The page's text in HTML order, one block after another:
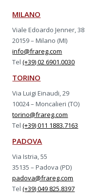
MILANO
Viale Edoardo Jenner, 38
20159 – Milano (MI)
info@frareg.com
Tel(+39) 02 6901.0030
TORINO
Via Luigi Einaudi, 29
10024 – Moncalieri (TO)
torino@frareg.com
Tel(+39) 011 1883.7163
PADOVA
Via Istria, 55
35135 – Padova (PD)
padova@frareg.com
Tel(+39) 049 825.8397